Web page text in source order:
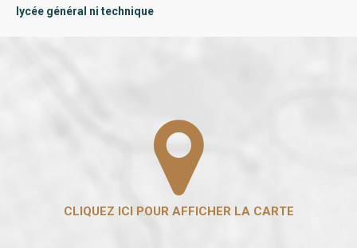
lycée général ni technique